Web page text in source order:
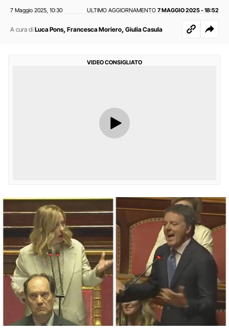
7 Maggio 2025 10:30 ULTIMO AGGIORNAMENTO 7 MAGGIO 2025 - 18:52
A cura di Luca Pons, Francesca Moriero, Giulia Casula
VIDEO CONSIGLIATO